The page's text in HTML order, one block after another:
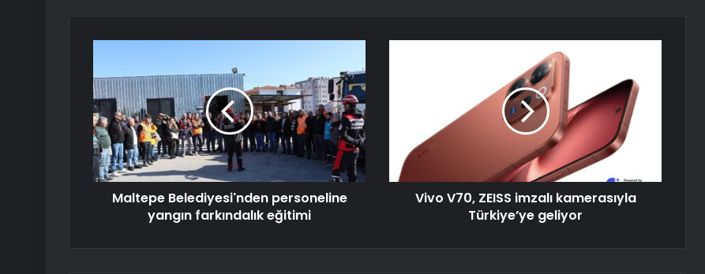
Maltepe Belediyesi'nden personeline
yangın farkındalık eğitimi
Vivo V70, ZEISS imzalı kamerasıyla
Türkiye’ye geliyor